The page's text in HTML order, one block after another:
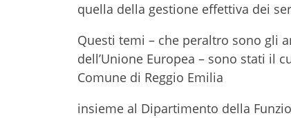
quella della gestione effettiva dei
Questi temi – che peraltro sono gli
dell’Unione Europea – sono stati il
Comune di Reggio Emilia
insieme al Dipartimento della